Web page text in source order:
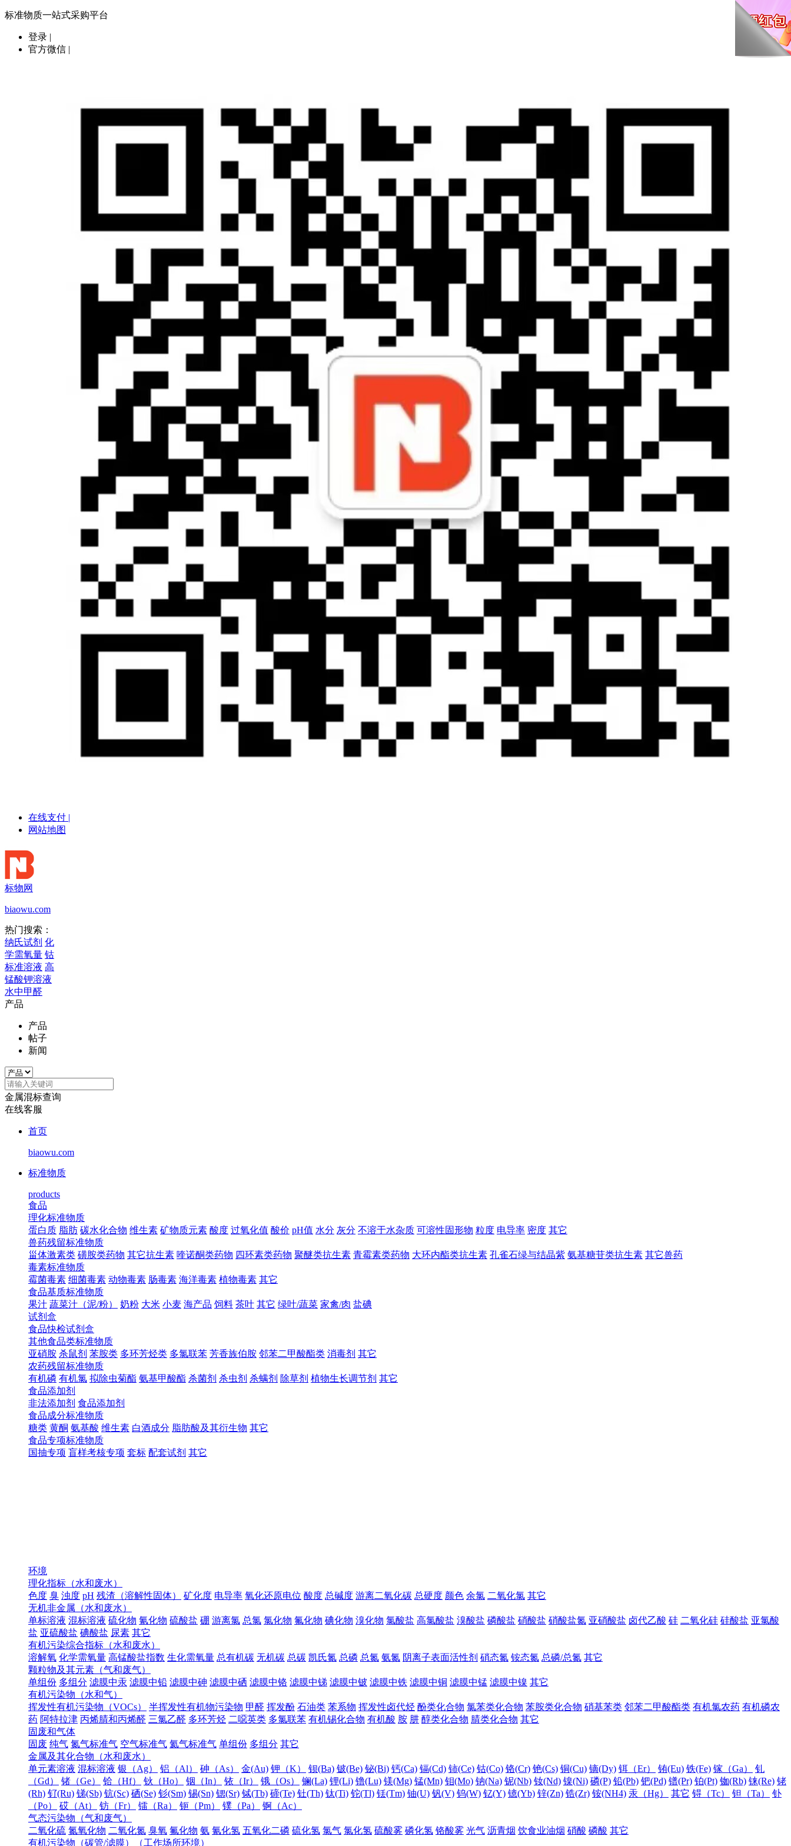
标准物质一站式采购平台
登录 |
官方微信 |
在线支付 |
网站地图
标物网
biaowu.com
热门搜索：
纳氏试剂 化
学需氧量 钴
标准溶液 高
锰酸钾溶液
水中甲醛
产品
产品
帖子
新闻
金属混标查询
在线客服
首页
biaowu.com
标准物质
products
食品
理化标准物质
蛋白质 脂肪 碳水化合物 维生素 矿物质元素 酸度 过氧化值 酸价 pH值 水分 灰分 不溶于水杂质 可溶性固形物 粒度 电导率 密度 其它
兽药残留标准物质
甾体激素类 磺胺类药物 其它抗生素 喹诺酮类药物 四环素类药物 聚醚类抗生素 青霉素类药物 大环内酯类抗生素 孔雀石绿与结晶紫 氨基糖苷类抗生素 其它兽药
毒素标准物质
霉菌毒素 细菌毒素 动物毒素 肠毒素 海洋毒素 植物毒素 其它
食品基质标准物质
果汁 蔬菜汁（泥/粉） 奶粉 大米 小麦 海产品 饲料 茶叶 其它 绿叶/蔬菜 家禽/肉 盐碘
试剂盒
食品快检试剂盒
其他食品类标准物质
亚硝胺 杀鼠剂 苯胺类 多环芳烃类 多氯联苯 芳香族伯胺 邻苯二甲酸酯类 消毒剂 其它
农药残留标准物质
有机磷 有机氯 拟除虫菊酯 氨基甲酸酯 杀菌剂 杀虫剂 杀螨剂 除草剂 植物生长调节剂 其它
食品添加剂
非法添加剂 食品添加剂
食品成分标准物质
糖类 黄酮 氨基酸 维生素 白酒成分 脂肪酸及其衍生物 其它
食品专项标准物质
国抽专项 盲样考核专项 套标 配套试剂 其它
环境
理化指标（水和废水）
色度 臭 浊度 pH 残渣（溶解性固体） 矿化度 电导率 氧化还原电位 酸度 总碱度 游离二氧化碳 总硬度 颜色 余氯 二氧化氯 其它
无机非金属（水和废水）
单标溶液 混标溶液 硫化物 氰化物 硫酸盐 硼 游离氯 总氯 氯化物 氟化物 碘化物 溴化物 氯酸盐 高氯酸盐 溴酸盐 磷酸盐 硝酸盐 硝酸盐氮 亚硝酸盐 卤代乙酸 硅 二氧化硅 硅酸盐 亚氯酸
盐 亚硫酸盐 碘酸盐 尿素 其它
有机污染综合指标（水和废水）
溶解氧 化学需氧量 高锰酸盐指数 生化需氧量 总有机碳 无机碳 总碳 凯氏氮 总磷 总氮 氨氮 阴离子表面活性剂 硝态氮 铵态氮 总磷/总氮 其它
颗粒物及其元素（气和废气）
单组份 多组分 滤膜中汞 滤膜中铅 滤膜中砷 滤膜中硒 滤膜中铬 滤膜中锑 滤膜中铍 滤膜中铁 滤膜中铜 滤膜中锰 滤膜中镍 其它
有机污染物（水和气）
挥发性有机污染物（VOCs）
半挥发性有机物污染物 甲醛 挥发酚 石油类 苯系物 挥发性卤代烃 酚类化合物 氯苯类化合物 苯胺类化合物 硝基苯类 邻苯二甲酸酯类 有机氯农药 有机磷农
药 阿特拉津 丙烯腈和丙烯醛 三氯乙醛 多环芳烃 二噁英类 多氯联苯 有机锡化合物 有机酸 胺 肼 醇类化合物 腈类化合物 其它
固废和气体
固废 纯气 氮气标准气 空气标准气 氦气标准气 单组份 多组分 其它
金属及其化合物（水和废水）
单元素溶液 混标溶液 银（Ag） 铝（Al） 砷（As） 金(Au) 钾（K） 钡(Ba) 铍(Be) 铋(Bi) 钙(Ca) 镉(Cd) 铈(Ce) 钴(Co) 铬(Cr) 铯(Cs) 铜(Cu) 镝(Dy) 铒（Er） 铕(Eu) 铁(Fe) 镓（Ga）
钆
（Gd）
锗（Ge） 铪（Hf） 钬（Ho） 铟（In） 铱（Ir） 锇（Os） 镧(La) 锂(Li) 镥(Lu) 镁(Mg) 锰(Mn) 钼(Mo) 钠(Na) 铌(Nb) 钕(Nd) 镍(Ni) 磷(P) 铅(Pb) 钯(Pd) 镨(Pr) 铂(Pt) 铷(Rb) 铼(Re) 铑
(Rh) 钌(Ru) 锑(Sb) 钪(Sc) 硒(Se) 钐(Sm) 锡(Sn) 锶(Sr) 铽(Tb) 碲(Te) 钍(Th) 钛(Ti) 铊(Tl) 铥(Tm) 铀(U) 钒(V) 钨(W) 钇(Y) 镱(Yb) 锌(Zn) 锆(Zr) 铵(NH4) 汞（Hg） 其它 锝（Tc） 钽（Ta）
钋
（Po）
砹（At） 钫（Fr） 镭（Ra） 钷（Pm） 镤（Pa）
锕（Ac）
气态污染物（气和废气）
二氧化硫 氮氧化物 二氧化氮 臭氧 氟化物 氨 氰化氢 五氧化二磷 硫化氢 氯气 氯化氢 硫酸雾 磷化氢 铬酸雾 光气 沥青烟 饮食业油烟 硝酸 磷酸 其它
有机污染物（碳管/滤膜）（工作场所环境）